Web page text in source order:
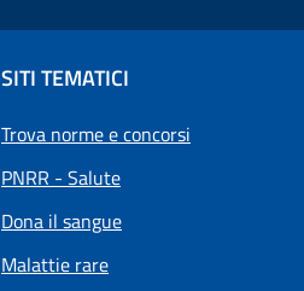
SITI TEMATICI
Trova norme e concorsi
PNRR - Salute
Dona il sangue
Malattie rare